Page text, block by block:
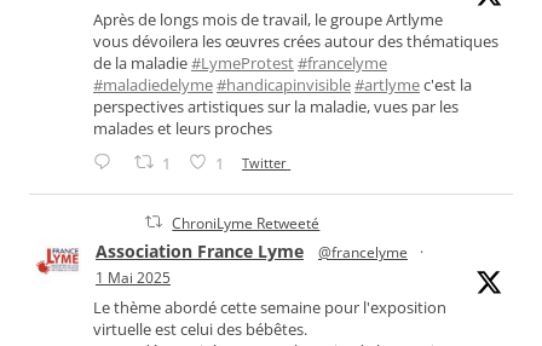
Après de longs mois de travail, le groupe Artlyme
vous dévoilera les œuvres crées autour des thématiques
de la maladie#LymeProtest#francelyme
#maladiedelyme#handicapinvisible#artlymec'est la
perspectives artistiques sur la maladie, vues par les
malades et leurs proches
1 1 Twitter
ChroniLyme Retweeté
Association France Lyme @francelyme
·
1 Mai 2025
Le thème abordé cette semaine pour l'exposition
virtuelle est celui des bébêtes.